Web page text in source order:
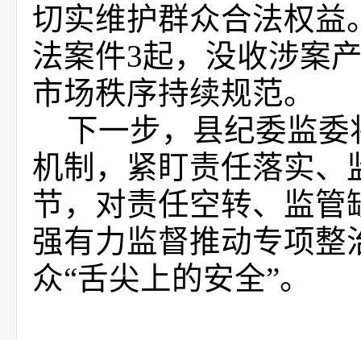
切实维护群众合法权益
法案件3起，没收涉案
市场秩序持续规范。
下一步，县纪委监委
机制，紧盯责任落实、
节，对责任空转、监
强有力监督推动专项整
众“舌尖上的安全”。